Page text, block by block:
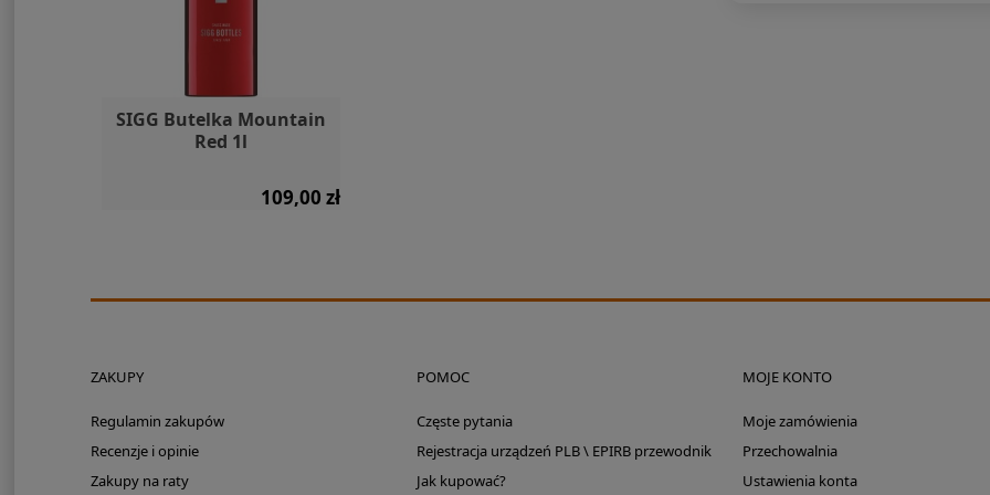
SIGG Butelka Mountain
Red 1l
109,00 zł
ZAKUPY
Regulamin zakupów
Recenzje i opinie
Zakupy na raty
POMOC
Częste pytania
Rejestracja urządzeń PLB \ EPIRB przewodnik
Jak kupować?
MOJE KONTO
Moje zamówienia
Przechowalnia
Ustawienia konta